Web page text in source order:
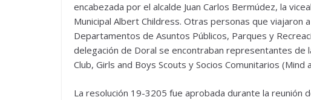
encabezada por el alcalde Juan Carlos Bermúdez, la
Municipal Albert Childress. Otras personas que
Departamentos de Asuntos Públicos, Parques y
delegación de Doral se encontraban representantes de
Club, Girls and Boys Scouts y Socios Comunitarios (Mind
La resolución 19-3205 fue aprobada durante la reunión